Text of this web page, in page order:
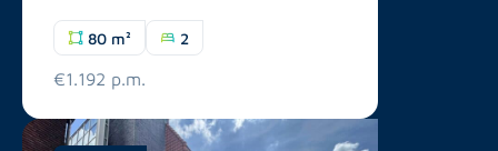
80 m² 2
€1.192 p.m.